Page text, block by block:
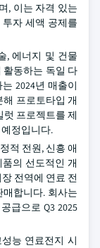
, 이는 자격 있는
자 세액 공제를
, 에너지 및 건물
활동하는 독일 다
2024년 매출이
해 프로토타입 개
럿 프로젝트를 제
정입니다.
적 전원, 신흥 애
의 선도적인 개
전역에 연료 전
합니다. 회사는
급으로 Q3 2025
능 연료전지 시